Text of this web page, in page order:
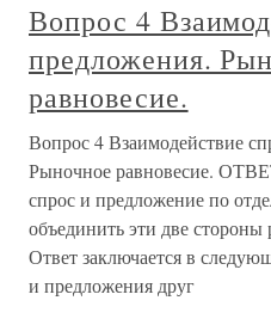
Вопрос 4
предложения.
равновесие.
Вопрос 4 Взаимодействие
Рыночное равновесие.
спрос и предложение по
объединить эти две стороны
Ответ заключается в
и предложения друг